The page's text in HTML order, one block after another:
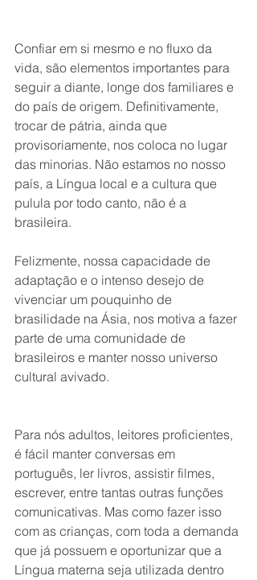
Confiar em si mesmo e no fluxo da
vida, são elementos importantes para
seguir a diante, longe dos familiares e
do país de origem. Definitivamente,
trocar de pátria, ainda que
provisoriamente, nos coloca no lugar
das minorias. Não estamos no nosso
país, a Língua local e a cultura que
pulula por todo canto, não é a
brasileira.
Felizmente, nossa capacidade de
adaptação e o intenso desejo de
vivenciar um pouquinho de
brasilidade na Ásia, nos motiva a fazer
parte de uma comunidade de
brasileiros e manter nosso universo
cultural avivado.
Para nós adultos, leitores proficientes,
é fácil manter conversas em
português, ler livros, assistir filmes,
escrever, entre tantas outras funções
comunicativas. Mas como fazer isso
com as crianças, com toda a demanda
que já possuem e oportunizar que a
Língua materna seja utilizada dentro